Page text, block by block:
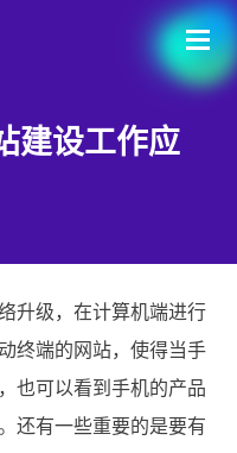
建设工作应
级，在计算机端进行
终端的网站，使得当手
也可以看到手机的产品
还有一些重要的是要有